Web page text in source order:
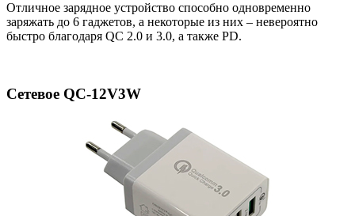
Отличное зарядное устройство способно одновременно
заряжать до 6 гаджетов, а некоторые из них – невероятно
быстро благодаря QC 2.0 и 3.0, а также PD.
Сетевое QC-12V3W